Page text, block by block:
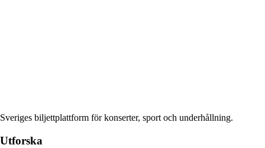
Sveriges biljettplattform för konserter, sport och underhållning.
Utforska